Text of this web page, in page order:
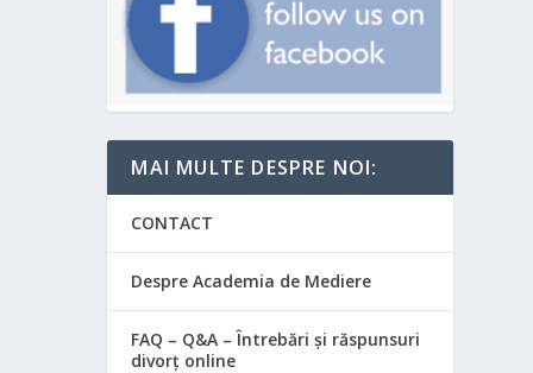
MAI MULTE DESPRE NOI:
CONTACT
Despre Academia de Mediere
FAQ – Q&A – Întrebări și răspunsuri
divorț online